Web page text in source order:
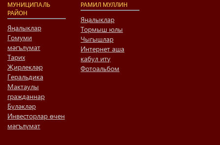
МУНИЦИПАЛЬ
РАЙОН
Яңалыклар
Гомуми
мәгълүмат
Тарих
Җирлекләр
Геральдика
Мактаулы
гражданнар
Бүләкләр
Инвесторлар өчен
мәгълүмат
РАМИЛ МУЛЛИН
Яңалыклар
Тормыш юлы
Чыгышлар
Интернет аша
кабул итү
Фотоальбом